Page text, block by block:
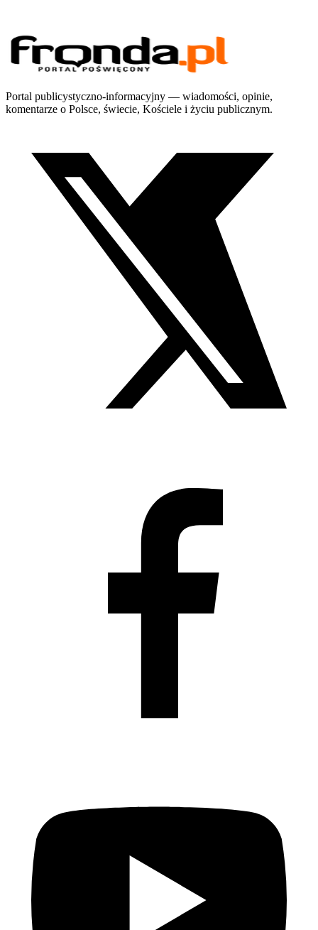
Portal publicystyczno-informacyjny — wiadomości, opinie,
komentarze o Polsce, świecie, Kościele i życiu publicznym.